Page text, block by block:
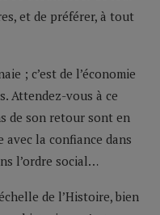
et de préférer, à tout
; c’est de l’économie
Attendez-vous à ce
de son retour sont en
avec la confiance dans
l’ordre social…
de l’Histoire, bien